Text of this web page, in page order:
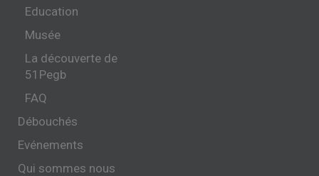
Education
Musée
La découverte de
51Pegb
FAQ
Débouchés
Evénements
Qui sommes nous